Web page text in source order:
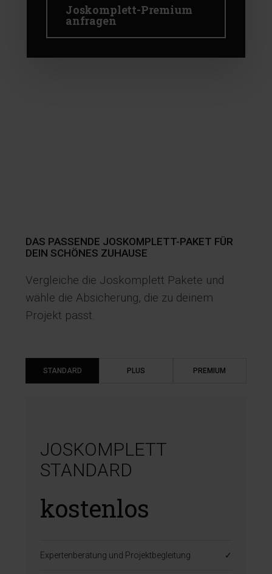
Joskomplett-Premium
anfragen
DAS PASSENDE JOSKOMPLETT-PAKET FÜR
DEIN SCHÖNES ZUHAUSE
Vergleiche die Joskomplett Pakete und
wähle die Absicherung, die zu deinem
Projekt passt.
STANDARD PLUS PREMIUM
JOSKOMPLETT
STANDARD
kostenlos
Expertenberatung und Projektbegleitung ✓